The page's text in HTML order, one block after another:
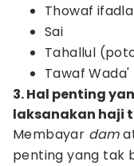
Thowaf
Sai
Tahallul
Tawaf Wada'
3. Hal penting
laksanakan haji
Membayar dam
penting yang tak